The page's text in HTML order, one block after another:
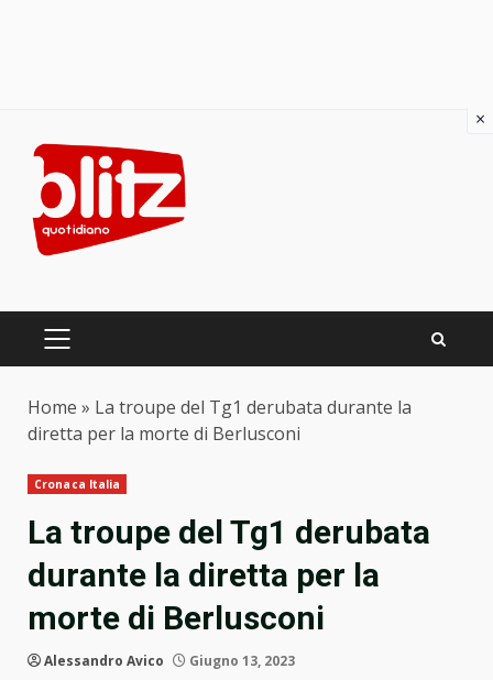
content
PRIMARY
Home » La troupe del Tg1 derubata durante la
diretta per la morte di Berlusconi
Cronaca Italia
La troupe del Tg1 derubata
durante la diretta per la
morte di Berlusconi
Alessandro Avico Giugno 13, 2023
×